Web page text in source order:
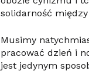
solidarność
Musimy
pracować dzień i
jest jedynym